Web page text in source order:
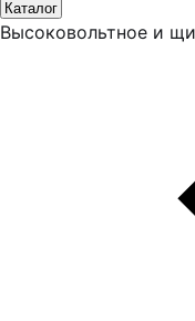
Каталог
Высоковольтное и